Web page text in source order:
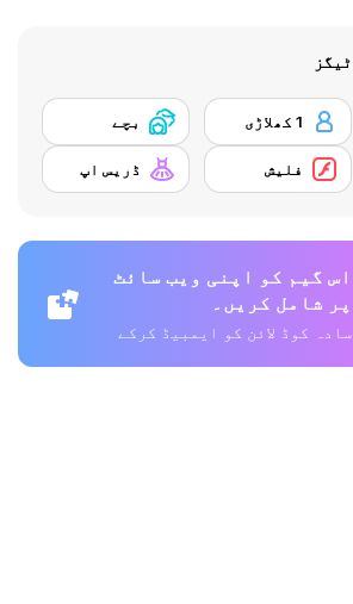
ٹیگز
1 کھلاڑی بچے
فلیش ڈریس اپ
اس گیم کو اپنی ویب سائٹ
پر شامل کریں۔
سادہ کوڈ لائن کو ایمبیڈ کرکے